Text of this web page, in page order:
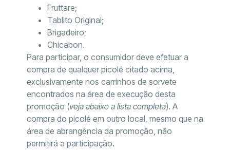
Fruttare;
Tablito Original;
Brigadeiro;
Chicabon.
Para participar, o consumidor deve efetuar a
compra de qualquer picolé citado acima,
exclusivamente nos carrinhos de sorvete
encontrados na área de execução desta
promoção (veja abaixo a lista completa). A
compra do picolé em outro local, mesmo que na
área de abrangência da promoção, não
permitirá a participação.